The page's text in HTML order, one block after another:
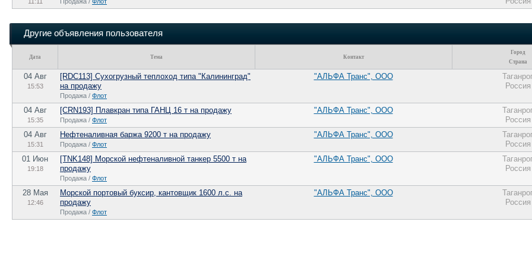
Другие объявления пользователя
Дата Тема Контакт
Город
Страна
04 Авг
15:53
[RDC113] Сухогрузный теплоход типа "Калининград"
на продажу
Продажа / Флот
"АЛЬФА Транс", ООО
Россия
04 Авг
15:35
[CRN193] Плавкран типа ГАНЦ 16 т на продажу
Продажа / Флот
"АЛЬФА Транс", ООО
Россия
04 Авг
15:31
Нефтеналивная баржа 9200 т на продажу
Продажа / Флот
"АЛЬФА Транс", ООО
Россия
01 Июн
19:18
[TNK148] Морской нефтеналивной танкер 5500 т на
продажу
Продажа / Флот
"АЛЬФА Транс", ООО
Россия
28 Мая
12:46
Морской портовый буксир, кантовщик 1600 л.с. на
продажу
Продажа / Флот
"АЛЬФА Транс", ООО
Россия